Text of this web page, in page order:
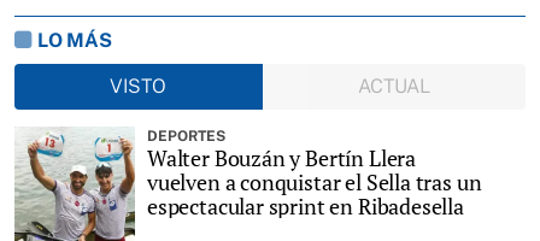
LO MÁS
VISTO
ACTUAL
DEPORTES
Walter Bouzán y Bertín Llera
vuelven a conquistar el Sella tras un
espectacular sprint en Ribadesella